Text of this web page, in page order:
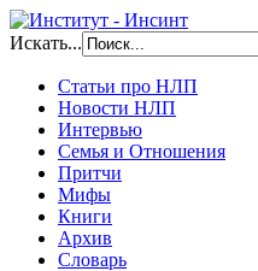
Искать...
Статьи про НЛП
Новости НЛП
Интервью
Семья и Отношения
Притчи
Мифы
Книги
Архив
Словарь